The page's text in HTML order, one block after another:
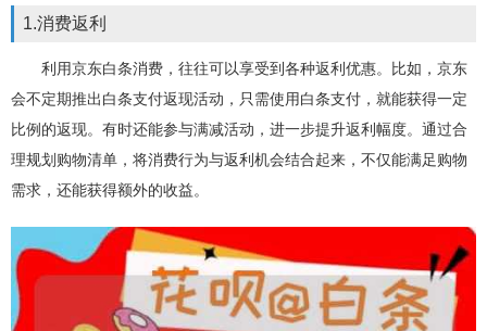
1.消费返利
利用京东白条消费，往往可以享受到各种返利优惠。比如，京东
会不定期推出白条支付返现活动，只需使用白条支付，就能获得一定
比例的返现。有时还能参与满减活动，进一步提升返利幅度。通过合
理规划购物清单，将消费行为与返利机会结合起来，不仅能满足购物
需求，还能获得额外的收益。